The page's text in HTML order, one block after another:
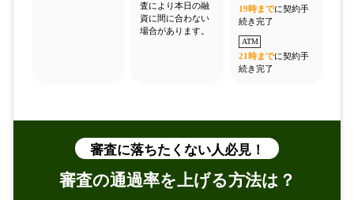
査により本日の融
資に間に合わない
場合があります。
19時までに契約手
続き完了
ATM
21時までに契約手
続き完了
審査に落ちたくない人必見！
審査の通過率を上げる方法は？